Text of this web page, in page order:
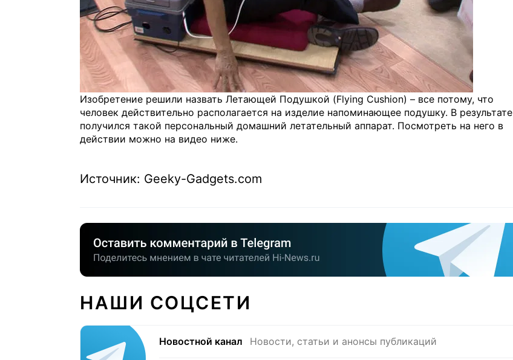
Изобретение решили назвать Летающей Подушкой (Flying Cushion) – все потому, что
человек действительно располагается на изделие напоминающее подушку. В результате
получился такой персональный домашний летательный аппарат. Посмотреть на него в
действии можно на видео ниже.
Источник: Geeky-Gadgets.com
НАШИ СОЦСЕТИ
Новостной канал Новости, статьи и анонсы публикаций